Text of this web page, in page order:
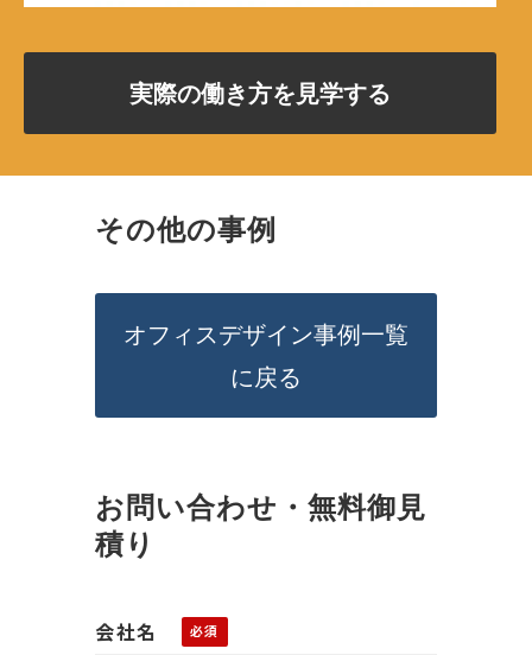
実際の働き方を見学する
その他の事例
オフィスデザイン事例一覧
に戻る
お問い合わせ・無料御見
積り
会社名